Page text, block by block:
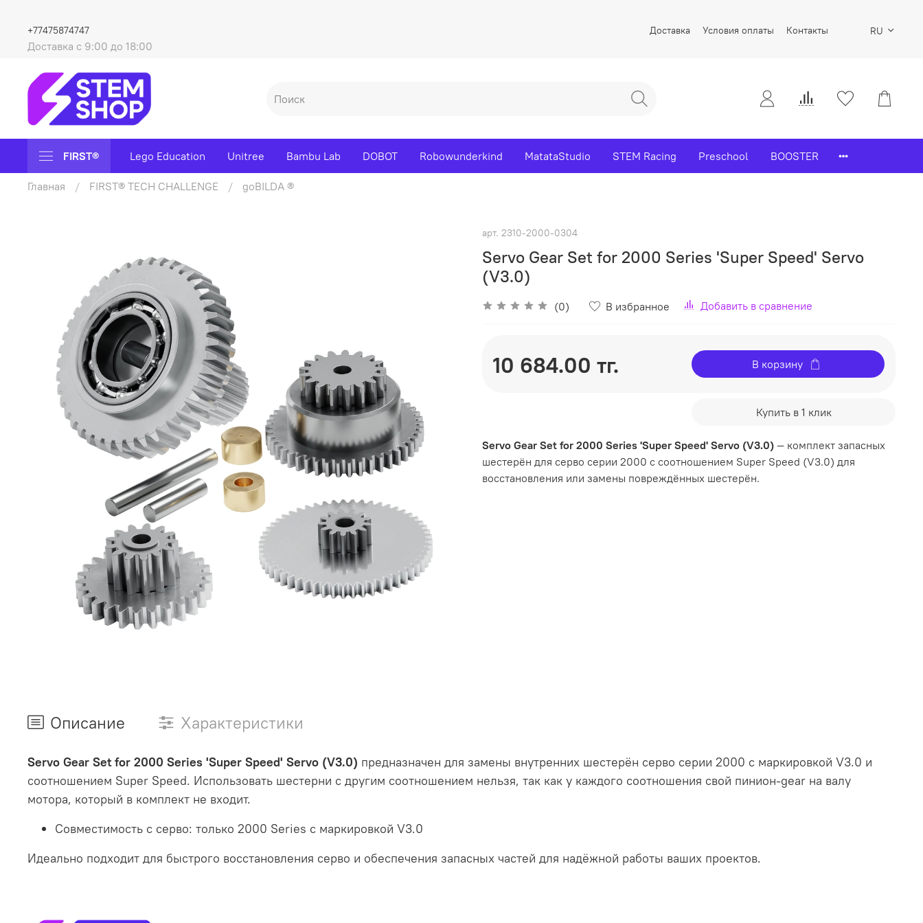
Доставка Условия оплаты Контакты
Доставка с 9:00 до 18:00
+77475874747 RU
FIRST® Lego Education Unitree Bambu Lab DOBOT Robowunderkind MatataStudio STEM Racing Preschool BOOSTER
Главная FIRST® TECH CHALLENGE goBILDA ®
арт. 2310-2000-0304
Servo Gear Set for 2000 Series 'Super Speed' Servo
(V3.0)
(0) В избранное Добавить в сравнение
10 684.00 тг. В корзину
Купить в 1 клик
Servo Gear Set for 2000 Series 'Super Speed' Servo (V3.0) — комплект запасных
шестерён для серво серии 2000 с соотношением Super Speed (V3.0) для
восстановления или замены повреждённых шестерён.
Описание Характеристики
Servo Gear Set for 2000 Series 'Super Speed' Servo (V3.0) предназначен для замены внутренних шестерён серво серии 2000 с маркировкой V3.0 и
соотношением Super Speed. Использовать шестерни с другим соотношением нельзя, так как у каждого соотношения свой пинион-gear на валу
мотора, который в комплект не входит.
Совместимость с серво: только 2000 Series с маркировкой V3.0
Идеально подходит для быстрого восстановления серво и обеспечения запасных частей для надёжной работы ваших проектов.